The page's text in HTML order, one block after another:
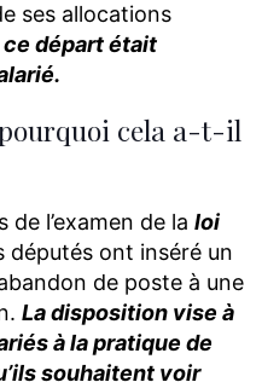
ses allocations
départ était
pourquoi cela a-t-il
l’examen de la loi
députés ont inséré un
de poste à une
La disposition vise à
à la pratique de
souhaitent voir